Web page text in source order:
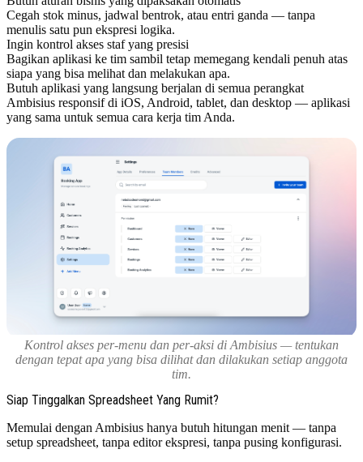
Cegah stok minus, jadwal bentrok, atau entri ganda — tanpa
menulis satu pun ekspresi logika.
Ingin kontrol akses staf yang presisi
Bagikan aplikasi ke tim sambil tetap memegang kendali penuh atas
siapa yang bisa melihat dan melakukan apa.
Butuh aplikasi yang langsung berjalan di semua perangkat
Ambisius responsif di iOS, Android, tablet, dan desktop — aplikasi
yang sama untuk semua cara kerja tim Anda.
Kontrol akses per-menu dan per-aksi di Ambisius — tentukan
dengan tepat apa yang bisa dilihat dan dilakukan setiap anggota
tim.
Siap Tinggalkan Spreadsheet Yang Rumit?
Memulai dengan Ambisius hanya butuh hitungan menit — tanpa
setup spreadsheet, tanpa editor ekspresi, tanpa pusing konfigurasi.